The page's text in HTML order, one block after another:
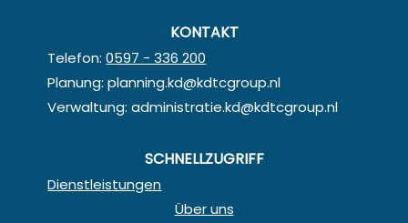
KONTAKT
Telefon:0597 - 336 200
Planung:planning.kd@kdtcgroup.nl
Verwaltung:administratie.kd@kdtcgroup.nl
SCHNELLZUGRIFF
Dienstleistungen
Über uns